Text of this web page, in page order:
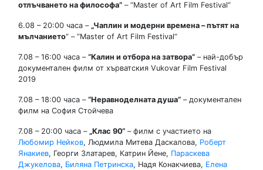
отлъчването на философа” – “Master of Art Film Festival“
6.08 – 20:00 часа – „Чаплин и модерни времена – пътят на
мълчанието“ – “Master of Art Film Festival“
7.08 – 16:00 часа – “Калин и отбора на затвора” – най-добър
документален филм от хърватския Vukovar Film Festival
2019
7.08 – 18:00 часа – “Неравноделната душа” – документален
филм на София Стойчева
7.08 – 20:00 часа – „Клас 90“ – филм с участието на
Любомир Нейков, Людмила Митева Даскалова, Роберт
Янакиев, Георги Златарев, Катрин Йене, Параскева
Джукелова, Биляна Петринска, Надя Конакчиева, Елена